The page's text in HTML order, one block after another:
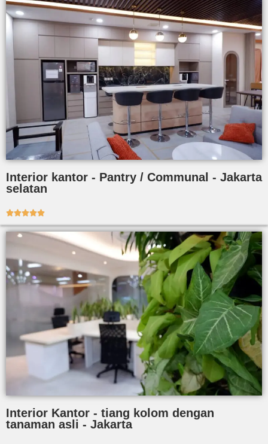
Interior kantor - Pantry / Communal - Jakarta
selatan

Interior Kantor - tiang kolom dengan
tanaman asli - Jakarta